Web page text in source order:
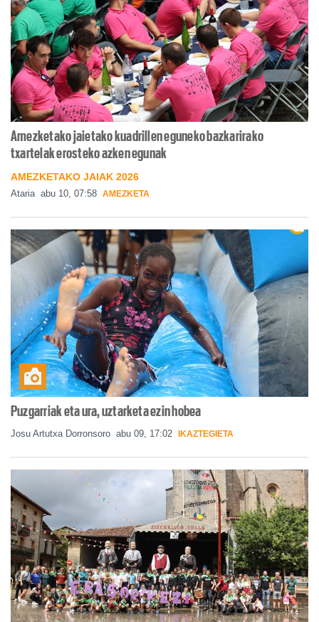
Amezketako jaietako kuadrillen eguneko bazkarirako
txartelak erosteko azken egunak
AMEZKETAKO JAIAK 2026
Ataria abu 10, 07:58 AMEZKETA
Puzgarriak eta ura, uztarketa ezin hobea
Josu Artutxa Dorronsoro abu 09, 17:02 IKAZTEGIETA